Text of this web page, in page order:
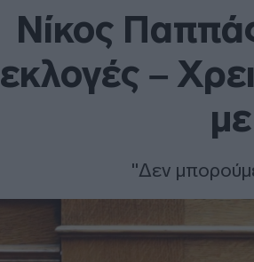
Νίκος
εκλογές –
"Δεν